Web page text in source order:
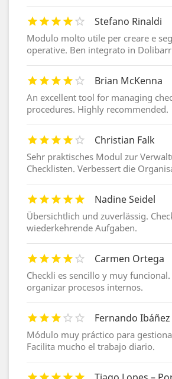
Stefano Rinaldi
Modulo molto utile per creare e
operative. Ben integrato in
Brian McKenna
An excellent tool for managing
procedures. Highly recommended.
Christian Falk
Sehr praktisches Modul zur
Checklisten. Verbessert die
Nadine Seidel
Übersichtlich und zuverlässig.
wiederkehrende Aufgaben.
Carmen Ortega
Checkli es sencillo y muy
organizar procesos internos.
Fernando Ibáñez
Módulo muy práctico para
Facilita mucho el trabajo diario.